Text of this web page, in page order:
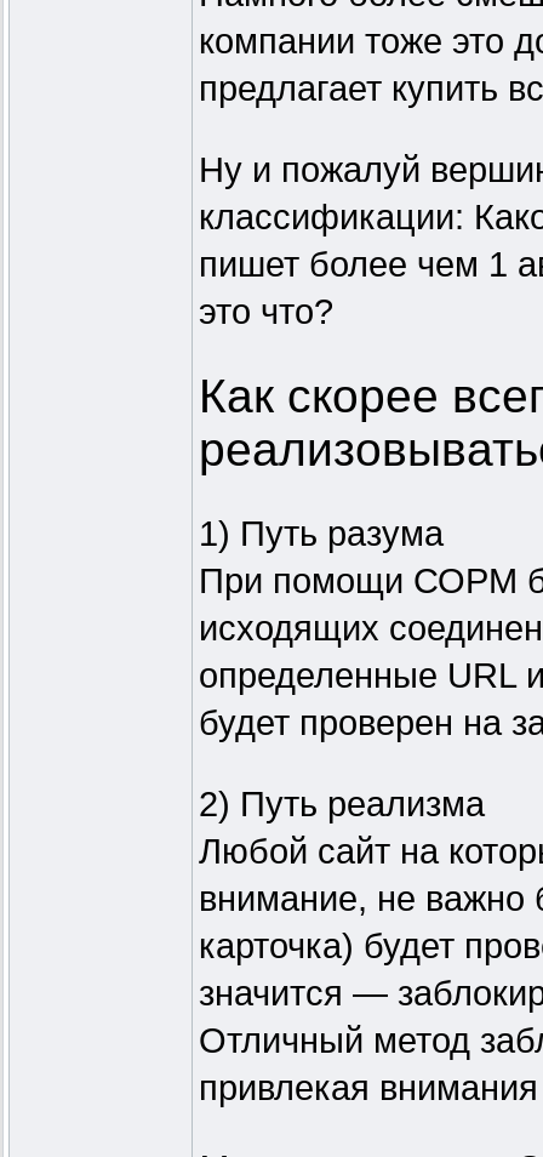
компании тоже это
предлагает купить
Ну и пожалуй
классификации:
пишет более чем 1
это что?
Как скорее
1) Путь разума
При помощи СОРМ
исходящих
определенные URL
будет проверен на
2) Путь реализма
Любой сайт на
внимание, не важно
карточка) будет
значится —
Отличный метод
привлекая